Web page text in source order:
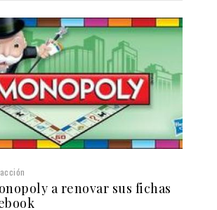
a renovar sus fichas